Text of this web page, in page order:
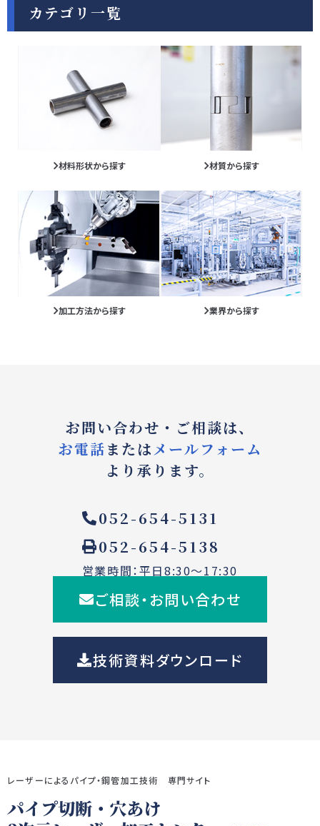
カテゴリ一覧
材料形状から探す 材質から探す
加工方法から探す 業界から探す
お問い合わせ・ご相談は、
お電話または メールフォーム
より承ります。
052-654-5131
052-654-5138
営業時間：平日8:30～17:30
ご相談・お問い合わせ
技術資料ダウンロード
レーザーによるパイプ・鋼管加工技術 専門サイト